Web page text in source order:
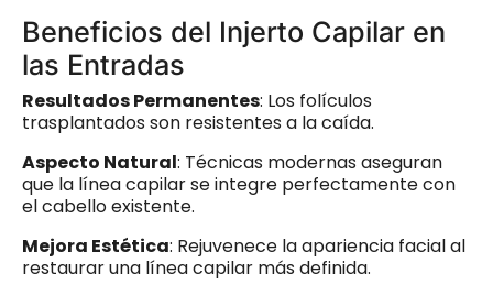
Beneficios del Injerto Capilar en
las Entradas
Resultados Permanentes: Los folículos
trasplantados son resistentes a la caída.
Aspecto Natural: Técnicas modernas aseguran
que la línea capilar se integre perfectamente con
el cabello existente.
Mejora Estética: Rejuvenece la apariencia facial al
restaurar una línea capilar más definida.